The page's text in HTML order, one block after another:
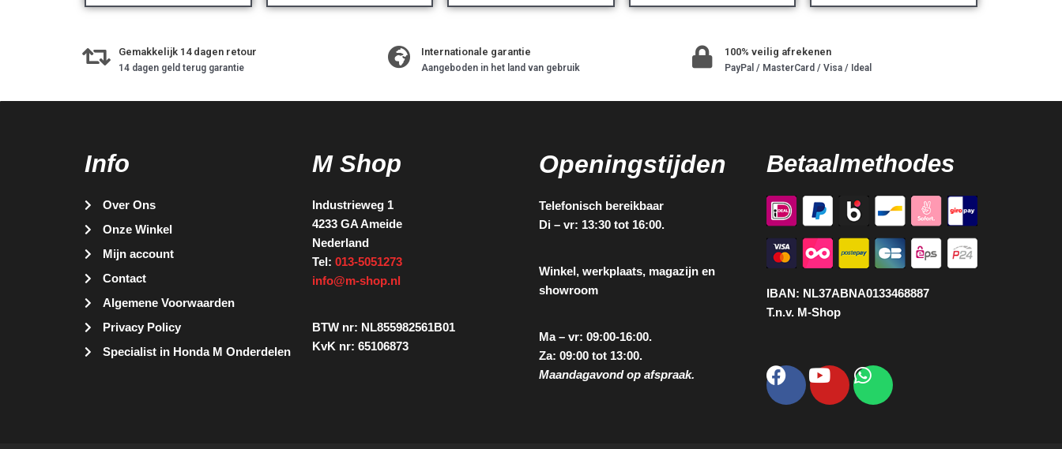
Gemakkelijk 14 dagen retour
14 dagen geld terug garantie
Internationale garantie
Aangeboden in het land van gebruik
100% veilig afrekenen
PayPal / MasterCard / Visa / Ideal
Info
Over Ons
Onze Winkel
Mijn account
Contact
Algemene Voorwaarden
Privacy Policy
Specialist in Honda M Onderdelen
M Shop
Industrieweg 1
4233 GA Ameide
Nederland
Tel: 013-5051273
info@m-shop.nl
BTW nr: NL855982561B01
KvK nr: 65106873
Openingstijden
Telefonisch bereikbaar
Di – vr: 13:30 tot 16:00.
Winkel, werkplaats, magazijn en
showroom
Ma – vr: 09:00-16:00.
Za: 09:00 tot 13:00.
Maandagavond op afspraak.
Betaalmethodes
IBAN: NL37ABNA0133468887
T.n.v. M-Shop
Facebook
YoutubeWhatsapp